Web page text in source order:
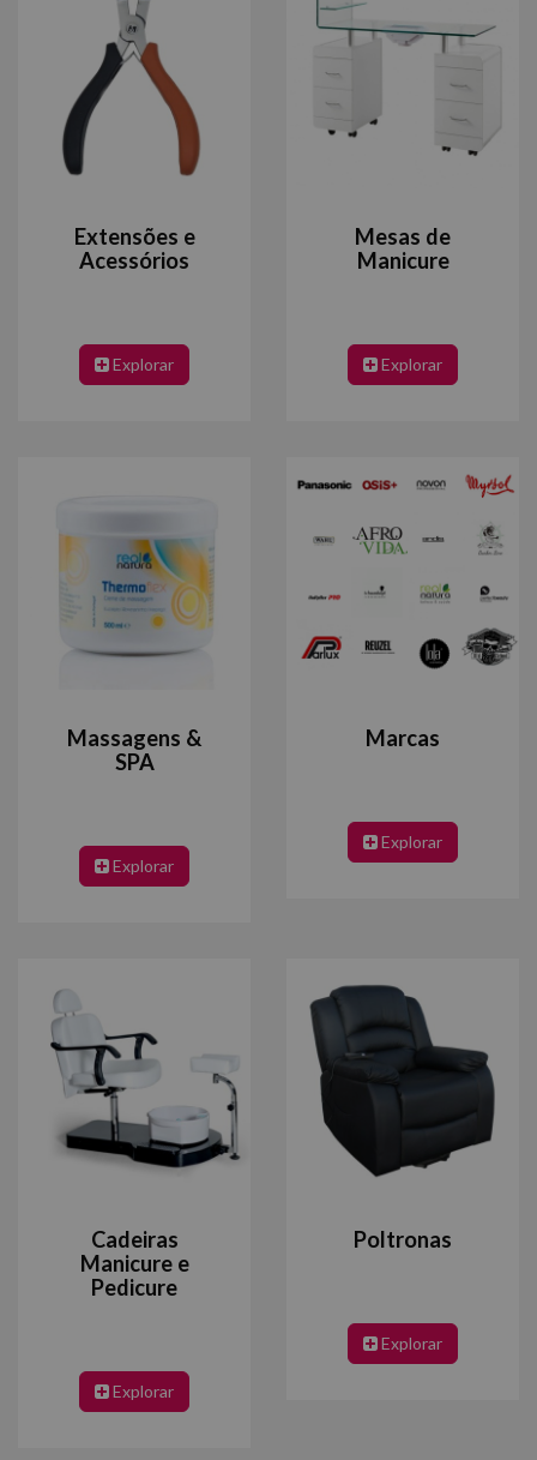
Extensões e
Acessórios
Explorar
Mesas de
Manicure
Explorar
Massagens &
SPA
Explorar
Marcas
Explorar
Cadeiras
Manicure e
Pedicure
Explorar
Poltronas
Explorar